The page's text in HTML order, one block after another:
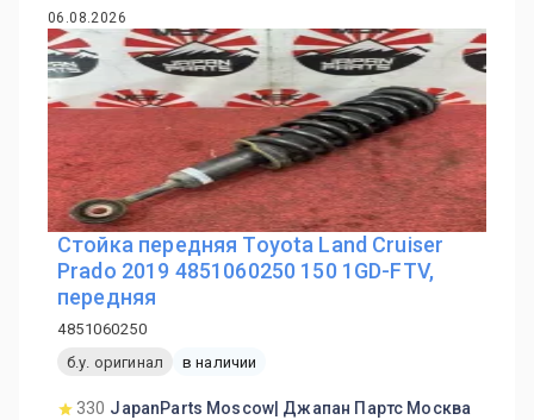
06.08.2026
Стойка передняя Toyota Land Cruiser
Prado 2019 4851060250 150 1GD-FTV,
передняя
4851060250
б.у. оригинал
в наличии
330 JapanParts Moscow| Джапан Партс Москва